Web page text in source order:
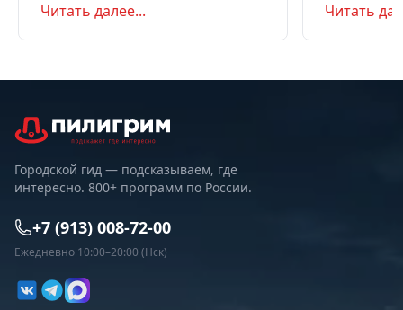
самостоятельно или с туром.
Читать далее...
Маршрут на
Читать
Городской гид — подсказываем, где
интересно. 800+ программ по России.
+7 (913) 008-72-00
Ежедневно 10:00–20:00 (Нск)